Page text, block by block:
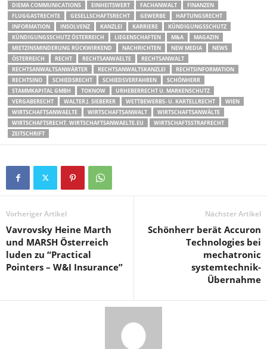
DIEMA COMMUNICATIONS
EINHEITSWERT FACHANWALT
FINANZEN
FLUGGASTRECHTE
GESELLSCHAFTSRECHT GEWERBE
HAFTUNGSRECHT
INFORMATION
INSOLVENZ KANZLEI KARRIERE
KÜNDIGUNGSSCHUTZ
KÜNDIGUNGSSCHUTZ ÖSTERREICH
LIEGENSCHAFTEN M&A
MAGAZIN
MIETZINSMINDERUNG RÜCKWIRKEND
NACHRICHTEN NEW MEDIA
NEWS
ÖSTERREICH
RECHT RECHTSANWAELTE
RECHTSANWALT
RECHTSANWALTSANWÄRTER
RECHTSANWALTSKANZLEI
RECHTSINFORMATION
RECHTSINO
SCHIEDSRECHT SCHIEDSVERFAHREN
SCHÖNHERR
STAMMKAPITAL GMBH
TOKNOW
URHEBERRECHT U. MARKENSCHUTZ
VERGABERECHT
WALTER J. SIEBERER WETTBEWERBS- U. KARTELLRECHT
WIEN
WIRTSCHAFTSANWAELTE
WIRTSCHAFTSANWALT
WIRTSCHAFTSANWÄLTE
WIRTSCHAFTSRECHT. WIRTSCHAFTSANWAELTE.EU
WIRTSCHAFTSSTRAFRECHT
ZEITSCHRIFT
Vorheriger Artikel
Vavrovsky Heine Marth
und MARSH Österreich
luden zu “Practical
Pointers – W&I Insurance”
Nächster Artikel
Schönherr berät Accuron
Technologies bei
mechatronic
systemtechnik-
Übernahme